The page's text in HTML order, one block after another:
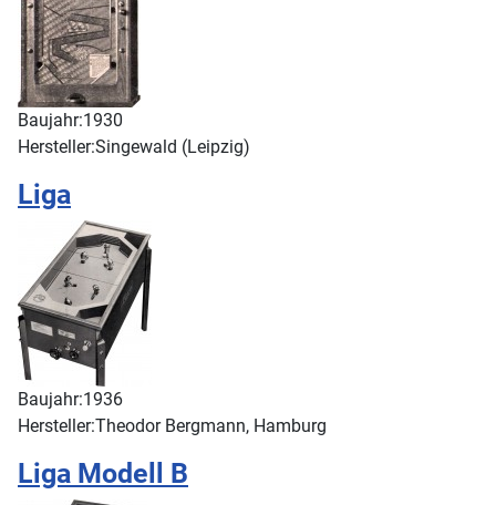
Baujahr:1930
Hersteller:Singewald (Leipzig)
Liga
Baujahr:1936
Hersteller:Theodor Bergmann, Hamburg
Liga Modell B